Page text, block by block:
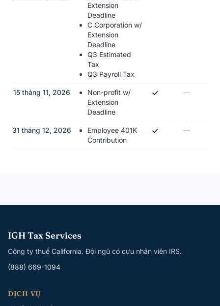
Extension
Deadline
C Corporation w/
Extension
Deadline
Q3 Estimated
Tax
Q3 Payroll Tax
15 tháng 11, 2026
Non-profit w/
Extension
Deadline
—
31 tháng 12, 2026
Employee 401K
Contribution
—
IGH Tax Services
Công ty thuế California. Đội ngũ có cựu nhân viên IRS.
(888) 669-1094
DỊCH VỤ